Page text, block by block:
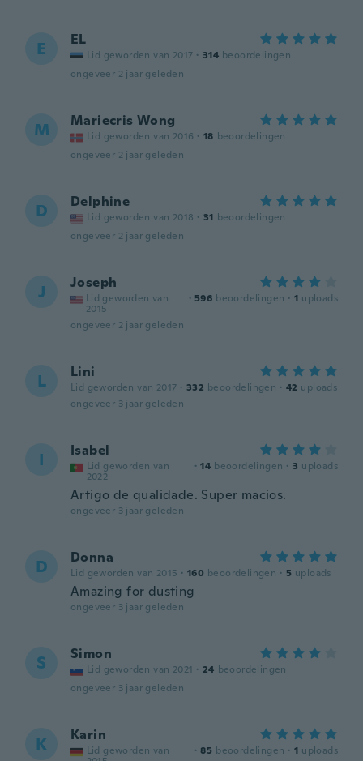
E EL
Lid geworden van 2017 · 314 beoordelingen
ongeveer 2 jaar geleden
M Mariecris Wong
Lid geworden van 2016 · 18 beoordelingen
ongeveer 2 jaar geleden
D Delphine
Lid geworden van 2018 · 31 beoordelingen
ongeveer 2 jaar geleden
J Joseph
Lid geworden van
2015
· 596 beoordelingen · 1 uploads
ongeveer 2 jaar geleden
L Lini
Lid geworden van 2017 · 332 beoordelingen · 42 uploads
ongeveer 3 jaar geleden
I Isabel
Lid geworden van
2022
· 14 beoordelingen · 3 uploads
Artigo de qualidade. Super macios.
ongeveer 3 jaar geleden
D Donna
Lid geworden van 2015 · 160 beoordelingen · 5 uploads
Amazing for dusting
ongeveer 3 jaar geleden
S Simon
Lid geworden van 2021 · 24 beoordelingen
ongeveer 3 jaar geleden
K Karin
Lid geworden van
· 85 beoordelingen · 1 uploads